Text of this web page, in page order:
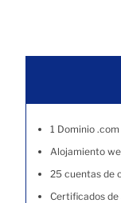
1 Dominio
Alojamiento
25 cuentas de
Certificados de